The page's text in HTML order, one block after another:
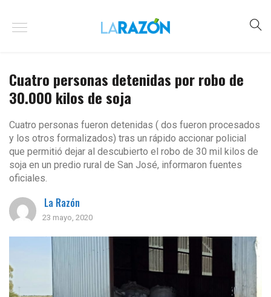
Cuatro personas detenidas por robo de
30.000 kilos de soja
Cuatro personas fueron detenidas ( dos fueron procesados
y los otros formalizados) tras un rápido accionar policial
que permitió dejar al descubierto el robo de 30 mil kilos de
soja en un predio rural de San José, informaron fuentes
oficiales.
La Razón
23 mayo, 2020